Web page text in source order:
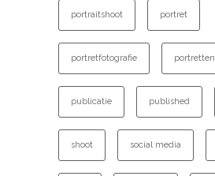
portraitshoot portret
portretfotografie portretten
publicatie published
shoot social media